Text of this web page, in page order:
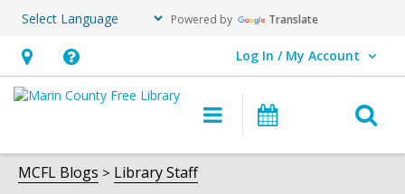
Powered by Translate
Hours
&
opens
an
Help,
opens
overlay
Log In / My Account
User Log In / My Account.
Main
navigation
MCFL Blogs Library Staff